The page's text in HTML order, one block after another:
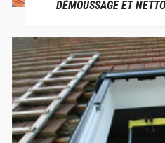
DÉMOUSSAGE ET